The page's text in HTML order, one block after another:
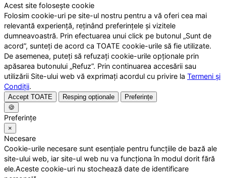
Acest site folosește cookie
Folosim cookie-uri pe site-ul nostru pentru a vă oferi cea mai
relevantă experiență, reținând preferințele și vizitele
dumneavoastră. Prin efectuarea unui click pe butonul „Sunt de
acord”, sunteți de acord ca TOATE cookie-urile să fie utilizate.
De asemenea, puteți să refuzați cookie-urile opționale prin
apăsarea butonului „Refuz”. Prin continuarea accesării sau
utilizării Site-ului web vă exprimați acordul cu privire la Termeni și
Condiții.
Accept TOATE Resping opționale
Preferințe
🍪
Preferințe
×
Necesare
Cookie-urile necesare sunt esențiale pentru funcțiile de bază ale
site-ului web, iar site-ul web nu va funcționa în modul dorit fără
ele.Aceste cookie-uri nu stochează date de identificare